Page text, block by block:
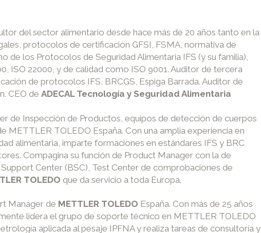
del sector alimentario desde hace más de 20 años tanto en la
protocolos de certificación GFSI, FSMA, normativa de
de los Protocolos de Seguridad Alimentaria IFS (y su familia),
ISO 22000, y de calidad como ISO 9001. Auditor de tercera
de protocolos IFS, BRCGS, Espiga Barrada. Auditor de
CEO de ADECAL Tecnología y Seguridad Alimentaria
de Inspección de Productos, equipos de detección de cuerpos
METTLER TOLEDO España. Con una amplia experiencia en
alimentaria, imparte formaciones en estándares IFS y BRC
Compagina su función de Product Manager con la de
Center (BSC), Test Center de comprobaciones de
TOLEDO que da servicio a toda Europa.
Manager de METTLER TOLEDO España. Con más de 25 años
lidera el grupo de soporte técnico en METTLER TOLEDO
aplicada al pesaje IPFNA y realiza tareas de consultoría y